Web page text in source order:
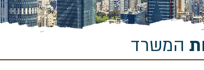
המשרד